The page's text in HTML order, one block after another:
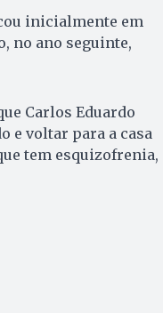
inicialmente em
no ano seguinte,
Carlos Eduardo
e voltar para a casa
tem esquizofrenia,